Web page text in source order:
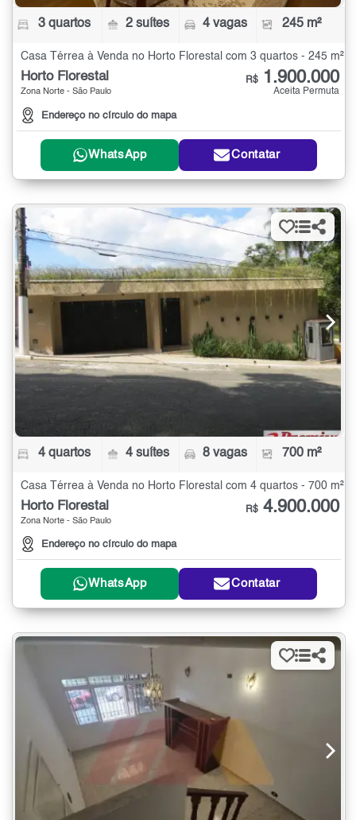
3 quartos 2 suítes 4 vagas 245 m²
Casa Térrea à Venda no Horto Florestal com 3 quartos - 245 m²
Horto Florestal
Zona Norte - São Paulo
Endereço no círculo do mapa
R$ 1.900.000
Aceita Permuta
WhatsApp Contatar
4 quartos 4 suítes 8 vagas 700 m²
Casa Térrea à Venda no Horto Florestal com 4 quartos - 700 m²
Horto Florestal
Zona Norte - São Paulo
Endereço no círculo do mapa
R$ 4.900.000
WhatsApp Contatar